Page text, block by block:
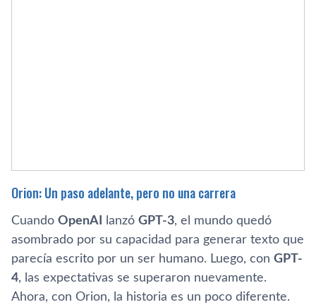
Orion: Un paso adelante, pero no una carrera
Cuando OpenAI lanzó GPT-3, el mundo quedó
asombrado por su capacidad para generar texto que
parecía escrito por un ser humano. Luego, con GPT-
4, las expectativas se superaron nuevamente.
Ahora, con Orion, la historia es un poco diferente.